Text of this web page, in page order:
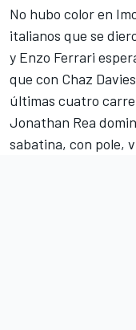
No hubo color en
italianos que se
y Enzo Ferrari
que con Chaz
últimas cuatro
Jonathan Rea
sabatina, con pole,